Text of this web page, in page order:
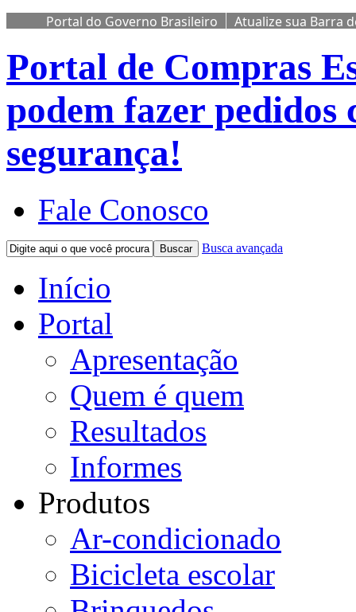
Portal do Governo Brasileiro Atualize sua Barra
Portal de Compras
podem fazer pedidos
segurança!
Fale Conosco
Buscar Busca avançada
Início
Portal
Apresentação
Quem é quem
Resultados
Informes
Produtos
Ar-condicionado
Bicicleta escolar